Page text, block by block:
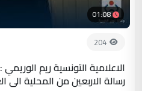
01:08
204
الاعلامية التونسية ريم
رسالة الاربعين من المحلية الى